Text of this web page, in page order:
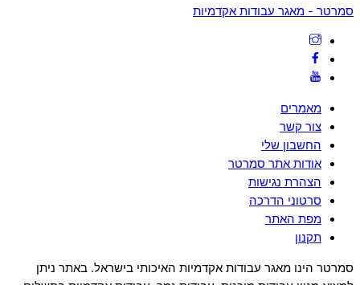
Back
Top
סמרטר - מאגר עבודות אקדמיות
מאמרים
צור קשר
החשבון שלי
אודות אתר סמרטר
הצהרת נגישות
סרטוני הדרכה
מפת האתר
תקנון
סמרטר הינו מאגר עבודות אקדמיות האיכותי בישראל. באתר ניתן